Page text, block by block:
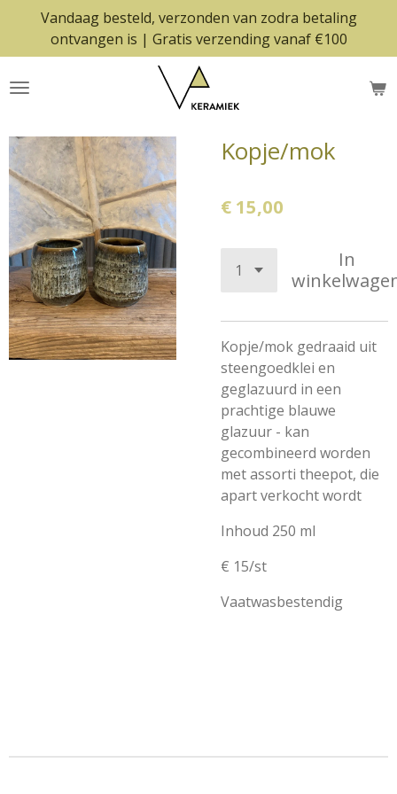
naar
de
Vandaag besteld, verzonden van zodra betaling
ontvangen is | Gratis verzending vanaf €100
Kopje/mok
€ 15,00
In
Kopje/mok gedraaid uit
steengoedklei en
geglazuurd in een
prachtige blauwe
glazuur - kan
gecombineerd worden
met assorti theepot, die
apart verkocht wordt
Inhoud 250 ml
€ 15/st
Vaatwasbestendig